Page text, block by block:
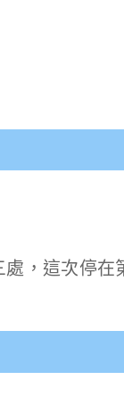
，這次停在